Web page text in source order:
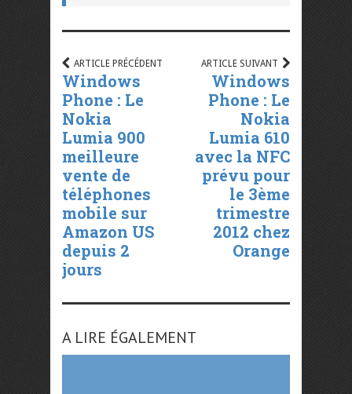
ARTICLE PRÉCÉDENT
Windows
Phone : Le
Nokia
Lumia 900
meilleure
vente de
téléphones
mobile sur
Amazon US
depuis 2
jours
ARTICLE SUIVANT
Windows
Phone : Le
Nokia
Lumia 610
avec la NFC
prévu pour
le 3ème
trimestre
2012 chez
Orange
A LIRE ÉGALEMENT